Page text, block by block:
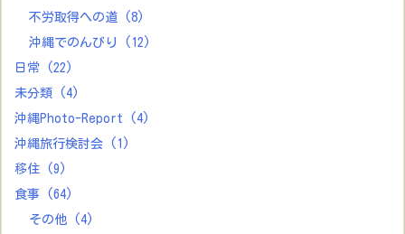
不労取得への道
(8)
沖縄でのんびり
(12)
日常
(22)
未分類
(4)
沖縄Photo-Report
(4)
沖縄旅行検討会
(1)
移住
(9)
食事
(64)
その他
(4)